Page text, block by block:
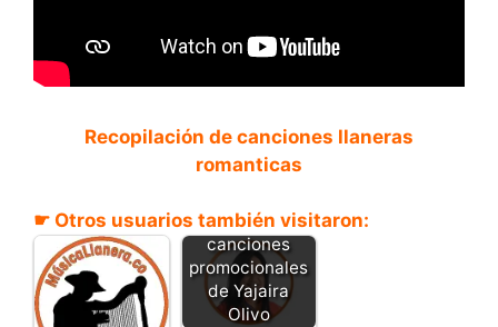
Recopilación de canciones llaneras
romanticas
☛ Otros usuarios también visitaron:
Descarga
canciones
promocionales
de Yajaira
Olivo